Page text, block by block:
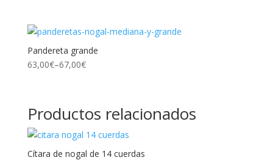
Pandereta grande
63,00€–67,00€
Productos relacionados
Cítara de nogal de 14 cuerdas